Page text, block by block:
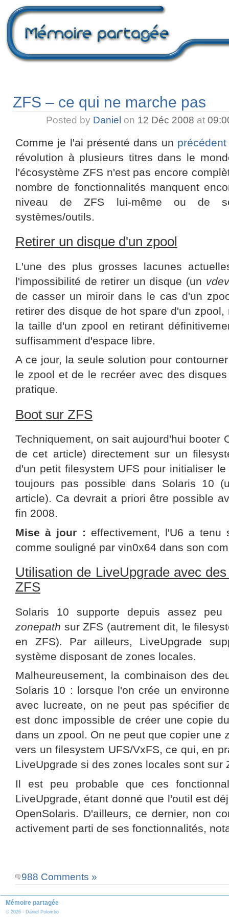
ZFS – ce qui ne marche pas
Posted by Daniel on 12 Déc 2008 at
Comme je l'ai présenté dans un
révolution à plusieurs titres dans le
l'écosystème ZFS n'est pas encore
nombre de fonctionnalités manquent
niveau de ZFS lui-même ou de
systèmes/outils.
Retirer un disque d'un zpool
L'une des plus grosses lacunes
l'impossibilité de retirer un disque (un vdev
de casser un miroir dans le cas d'un
retirer des disque de hot spare d'un
la taille d'un zpool en retirant
suffisamment d'espace libre.
A ce jour, la seule solution pour
le zpool et de le recréer avec des
pratique.
Boot sur ZFS
Techniquement, on sait aujourd'hui booter
de cet article) directement sur un
d'un petit filesystem UFS pour initialiser
toujours pas possible dans Solaris 10
article). Ca devrait a priori être possible
fin 2008.
Mise à jour : effectivement, l'U6 a
comme souligné par vin0x64 dans son
Utilisation de LiveUpgrade avec
ZFS
Solaris 10 supporte depuis assez
zonepath sur ZFS (autrement dit, le
en ZFS). Par ailleurs, LiveUpgrade
système disposant de zones locales.
Malheureusement, la combinaison des
Solaris 10 : lorsque l'on crée un
avec lucreate, on ne peut pas spécifier
est donc impossible de créer une copie
dans un zpool. On ne peut que copier une
vers un filesystem UFS/VxFS, ce qui, en
LiveUpgrade si des zones locales sont sur
Il est peu probable que ces
LiveUpgrade, étant donné que l'outil est
OpenSolaris. D'ailleurs, ce dernier, non
activement parti de ses fonctionnalités,
988 Comments »
Mémoire partagée
© 2026 - Daniel Polombo